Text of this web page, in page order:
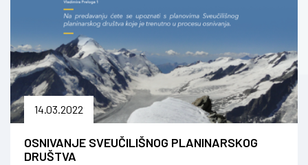
14.03.2022
OSNIVANJE SVEUČILIŠNOG PLANINARSKOG
DRUŠTVA